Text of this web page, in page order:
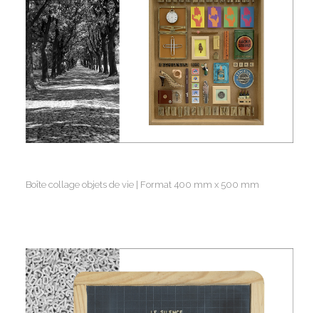
Boîte collage objets de vie | Format 400 mm x 500 mm